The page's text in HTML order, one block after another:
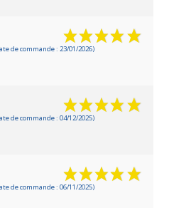
de commande : 23/01/2026)
de commande : 04/12/2025)
de commande : 06/11/2025)